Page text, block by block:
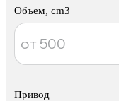
Объем, cm3
Привод